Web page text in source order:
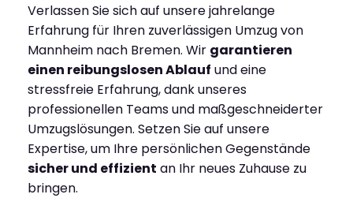
Verlassen Sie sich auf unsere jahrelange
Erfahrung für Ihren zuverlässigen Umzug von
Mannheim nach Bremen. Wir garantieren
einen reibungslosen Ablauf und eine
stressfreie Erfahrung, dank unseres
professionellen Teams und maßgeschneiderter
Umzugslösungen. Setzen Sie auf unsere
Expertise, um Ihre persönlichen Gegenstände
sicher und effizient an Ihr neues Zuhause zu
bringen.